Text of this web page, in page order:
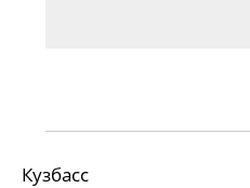
Кузбасс